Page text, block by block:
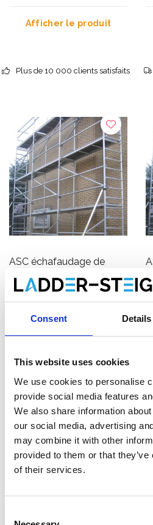
Consent Details
This website uses cookies
We use cookies to personalise
provide social media features
We also share information
our social media, advertising
may combine it with other
provided to them or that
of their services.
Afficher le produit
Plus de 10 000 clients satisfaits
ASC échafaudage de
facade 75 cm - 7,50 m x 6
m
€3.892,00